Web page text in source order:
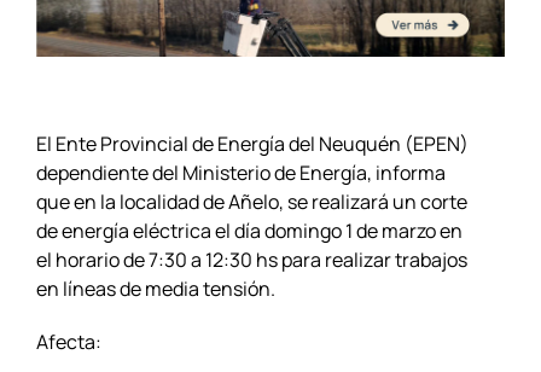
El Ente Provincial de Energía del Neuquén (EPEN)
dependiente del Ministerio de Energía, informa
que en la localidad de Añelo, se realizará un corte
de energía eléctrica el día domingo 1 de marzo en
el horario de 7:30 a 12:30 hs para realizar trabajos
en líneas de media tensión.
Afecta: